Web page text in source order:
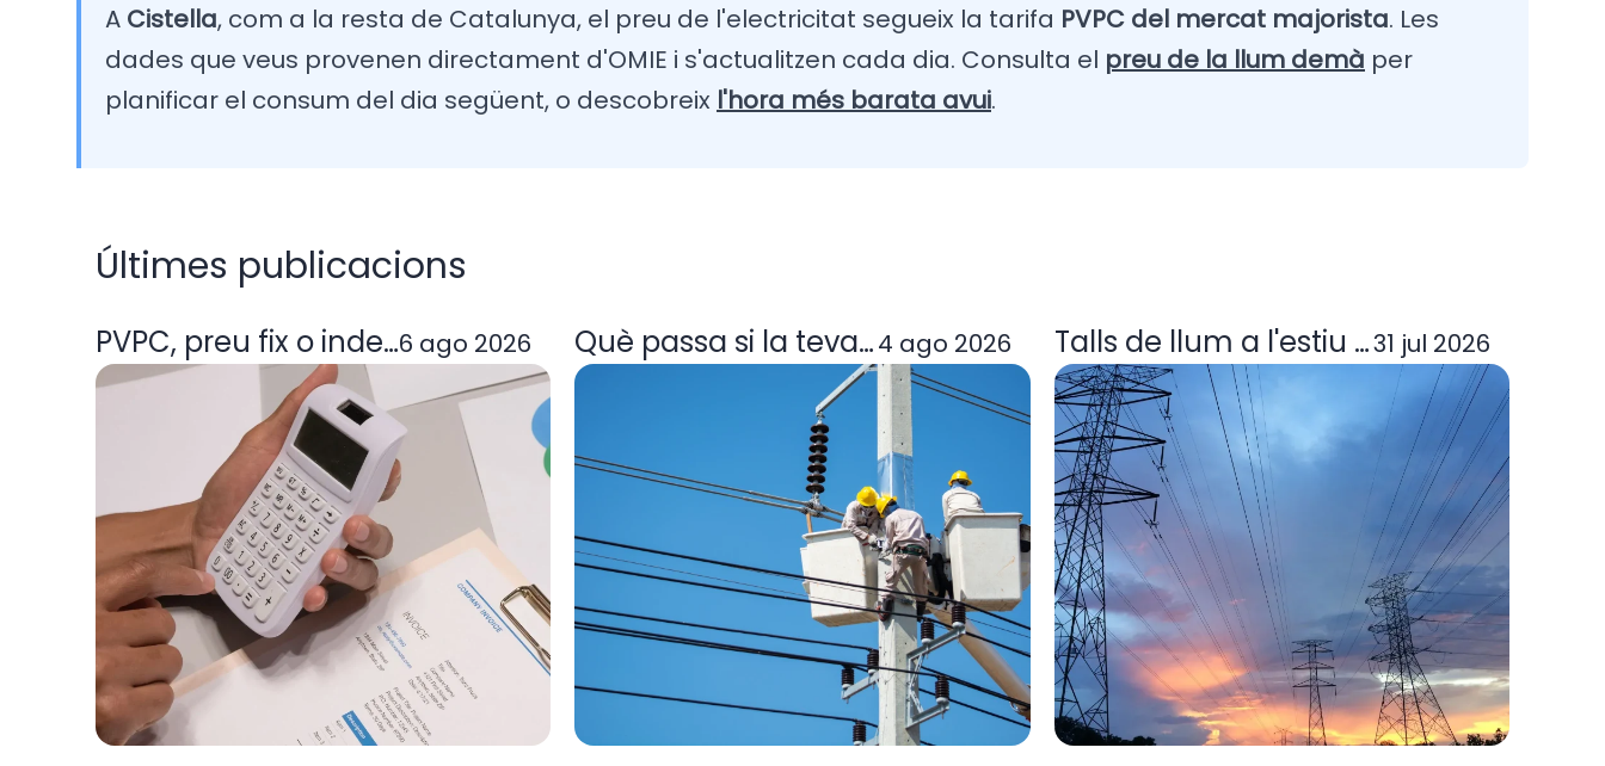
A Cistella, com a la resta de Catalunya, el preu de l'electricitat segueix la tarifa PVPC del mercat majorista. Les
dades que veus provenen directament d'OMIE i s'actualitzen cada dia. Consulta el preu de la llum demà per
planificar el consum del dia següent, o descobreix l'hora més barata avui.
Últimes publicacions
PVPC, preu fix o indexada: quina tarifa de llum et convé
6 ago 2026 Què passa si la teva comercialitzadora elèctrica deixa d'operar? Guia
4 ago 2026 Talls de llum a l'estiu 2026: per què
31 jul 2026